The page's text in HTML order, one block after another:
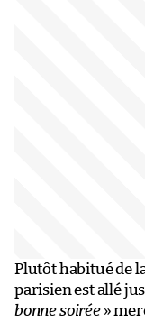
Plutôt habitué de
parisien est allé
bonne soirée»